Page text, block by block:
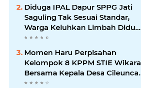
Diduga IPAL Dapur SPPG Jati
Saguling Tak Sesuai Standar,
Warga Keluhkan Limbah Diduga
Mengalir ke Sungai
Momen Haru Perpisahan
Kelompok 8 KPPM STIE Wikara
Bersama Kepala Desa Cileunca
di Kecamatan Bojong